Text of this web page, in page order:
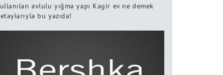
avlulu yığma yapı Kagir ev ne demek
bu yazıda!